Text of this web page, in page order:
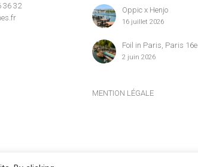
36 32
Oppic x Henjo
16 juillet 2026
Foil in Paris, Paris 16e
2 juin 2026
MENTION LÉGALE